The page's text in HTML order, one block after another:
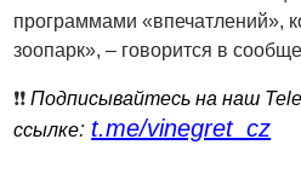
программами «впечатлений»,
зоопарк», – говорится в
❗️❗️Подписывайтесь на наш
ссылке: t.me/vinegret_cz